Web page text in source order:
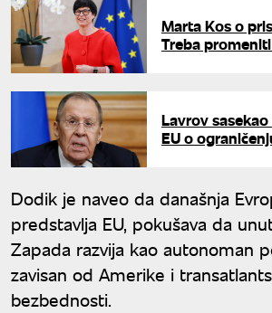
Marta Kos o
Treba
Lavrov
EU o
Dodik je naveo da današnja
predstavlja EU, pokušava da
Zapada razvija kao autonoman
zavisan od Amerike i
bezbednosti.